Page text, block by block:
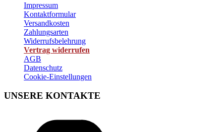
Impressum
Kontaktformular
Versandkosten
Zahlungsarten
Widerrufsbelehrung
Vertrag widerrufen
AGB
Datenschutz
Cookie-Einstellungen
UNSERE KONTAKTE